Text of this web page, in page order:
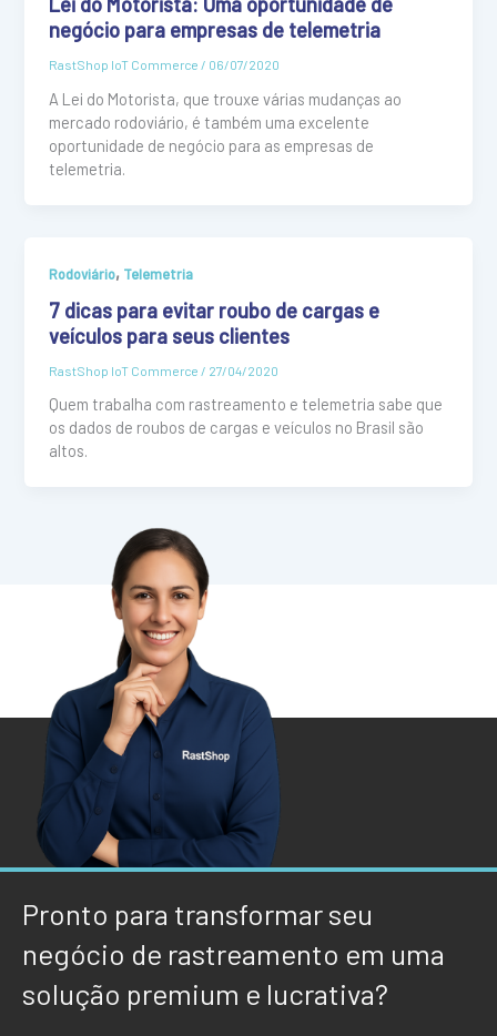
negócio para empresas de telemetria
RastShop IoT Commerce / 06/07/2020
A Lei do Motorista, que trouxe várias mudanças ao
mercado rodoviário, é também uma excelente
oportunidade de negócio para as empresas de
telemetria.
Rodoviário, Telemetria
7 dicas para evitar roubo de cargas e
veículos para seus clientes
RastShop IoT Commerce / 27/04/2020
Quem trabalha com rastreamento e telemetria sabe que
os dados de roubos de cargas e veículos no Brasil são
altos.
Pronto para transformar seu
negócio de rastreamento em uma
solução premium e lucrativa?